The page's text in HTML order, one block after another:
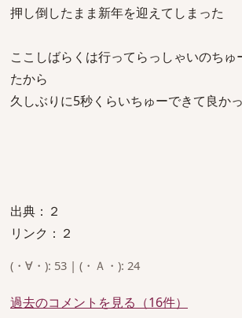
押し倒したまま新年を迎えてしまった
ここしばらくは行ってらっしゃいのちゅ
たから
久しぶりに5秒くらいちゅーできて良か
出典：２
リンク：２
(・∀・): 53 | (・Ａ・): 24
過去のコメントを見る（16件）